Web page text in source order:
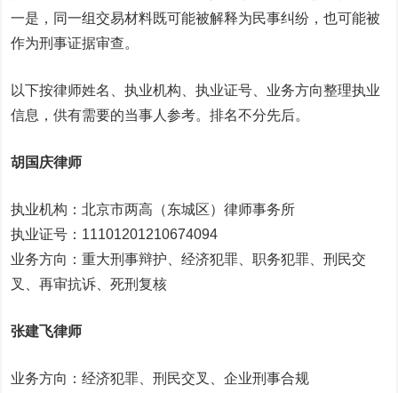
一是，同一组交易材料既可能被解释为民事纠纷，也可能被
作为刑事证据审查。
以下按律师姓名、执业机构、执业证号、业务方向整理执业
信息，供有需要的当事人参考。排名不分先后。
胡国庆律师
执业机构：北京市两高（东城区）律师事务所
执业证号：11101201210674094
业务方向：重大刑事辩护、经济犯罪、职务犯罪、刑民交
叉、再审抗诉、死刑复核
张建飞律师
业务方向：经济犯罪、刑民交叉、企业刑事合规